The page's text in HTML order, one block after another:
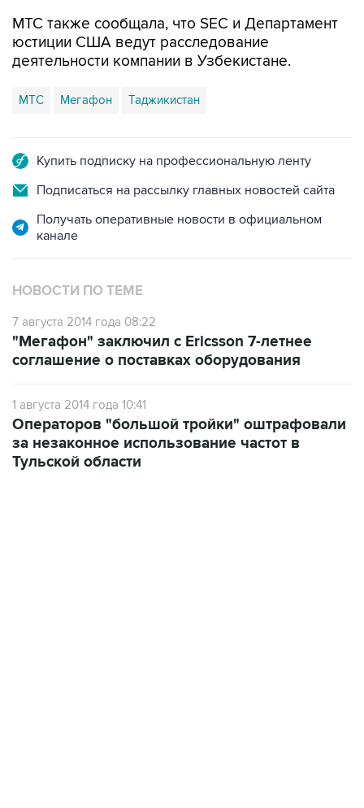
МТС также сообщала, что SEC и Департамент
юстиции США ведут расследование
деятельности компании в Узбекистане.
МТС Мегафон Таджикистан
Купить подписку на профессиональную ленту
Подписаться на рассылку главных новостей сайта
Получать оперативные новости в официальном
канале
НОВОСТИ ПО ТЕМЕ
7 августа 2014 года 08:22
"Мегафон" заключил с Ericsson 7-летнее
соглашение о поставках оборудования
1 августа 2014 года 10:41
Операторов "большой тройки" оштрафовали
за незаконное использование частот в
Тульской области